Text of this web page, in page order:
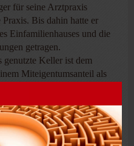
für seine Arztpraxis
Praxis. Bis dahin hatte er
Einfamilienhauses und die
getragen.
Keller ist dem
Miteigentumsanteil als
Veräußerungsgewinn zu
Miteigentümers über
eine entgeltliche